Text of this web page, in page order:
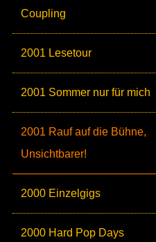
Coupling
2001 Lesetour
2001 Sommer nur für mich
2001 Rauf auf die Bühne,
Unsichtbarer!
2000 Einzelgigs
2000 Hard Pop Days